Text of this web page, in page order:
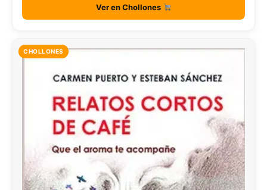
Ver en Chollones
CHOLLONES